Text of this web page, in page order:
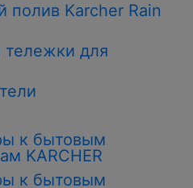
полив Karcher Rain
тележки для
к бытовым
KARCHER
к бытовым